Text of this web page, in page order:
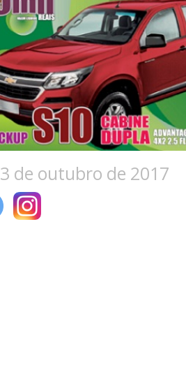
de outubro de 2017